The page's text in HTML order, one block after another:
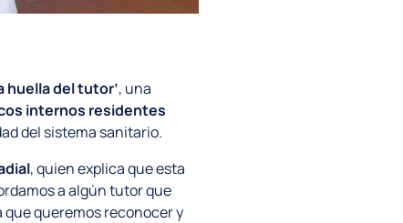
huella del tutor’, una
internos residentes
del sistema sanitario.
, quien explica que esta
a algún tutor que
queremos reconocer y